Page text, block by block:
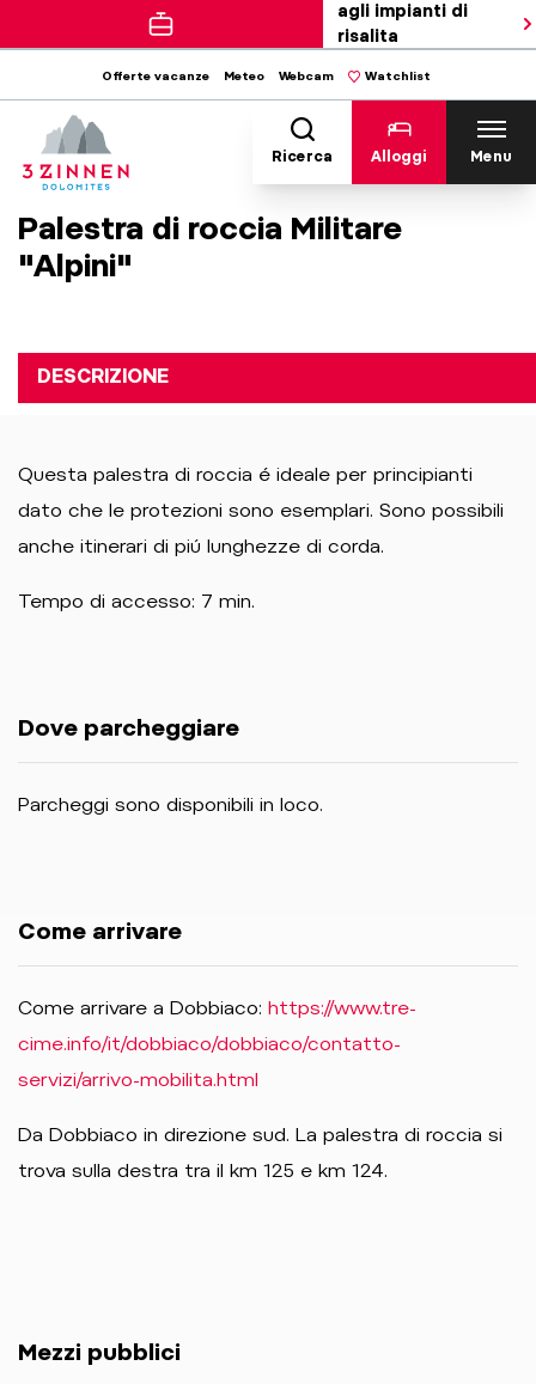
agli impianti di
risalita
Offerte vacanze Meteo Webcam Watchlist
Ricerca Alloggi Menu
Palestra di roccia Militare
"Alpini"
DESCRIZIONE
Questa palestra di roccia é ideale per principianti
dato che le protezioni sono esemplari. Sono possibili
anche itinerari di piú lunghezze di corda.
Tempo di accesso: 7 min.
Dove parcheggiare
Parcheggi sono disponibili in loco.
Come arrivare
Come arrivare a Dobbiaco: https://www.tre-
cime.info/it/dobbiaco/dobbiaco/contatto-
servizi/arrivo-mobilita.html
Da Dobbiaco in direzione sud. La palestra di roccia si
trova sulla destra tra il km 125 e km 124.
Mezzi pubblici